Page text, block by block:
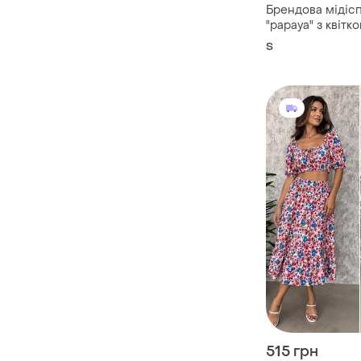
Брендова
"papaya" з
тваринним
S
515 грн